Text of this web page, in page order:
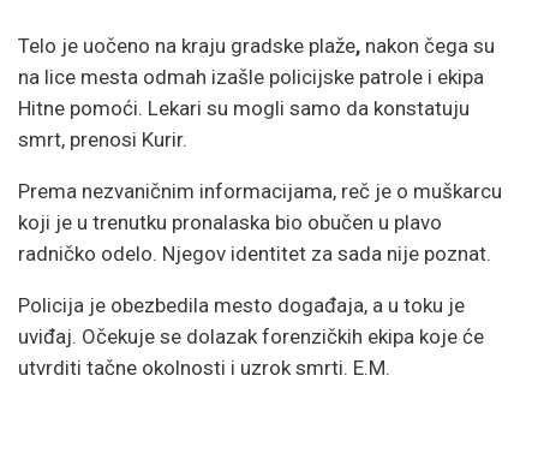
Telo je uočeno na kraju gradske plaže, nakon čega su
na lice mesta odmah izašle policijske patrole i ekipa
Hitne pomoći. Lekari su mogli samo da konstatuju
smrt, prenosi Kurir.
Prema nezvaničnim informacijama, reč je o muškarcu
koji je u trenutku pronalaska bio obučen u plavo
radničko odelo. Njegov identitet za sada nije poznat.
Policija je obezbedila mesto događaja, a u toku je
uviđaj. Očekuje se dolazak forenzičkih ekipa koje će
utvrditi tačne okolnosti i uzrok smrti. E.M.